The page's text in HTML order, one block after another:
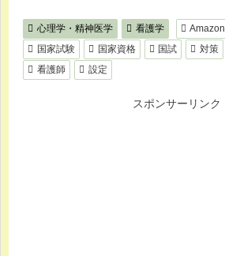
心理学・精神医学 看護学 Amazon
国家試験
国家資格 国試 対策
看護師
設定
スポンサーリンク